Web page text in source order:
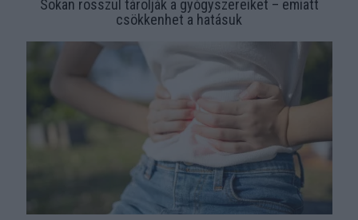
Sokan rosszul tárolják a gyógyszereiket – emiatt
csökkenhet a hatásuk